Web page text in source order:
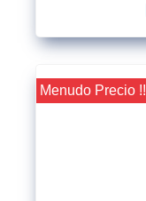
¡¡ Menudo Precio !!